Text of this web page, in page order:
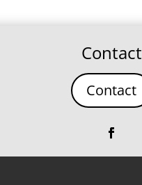
Contact
Contact